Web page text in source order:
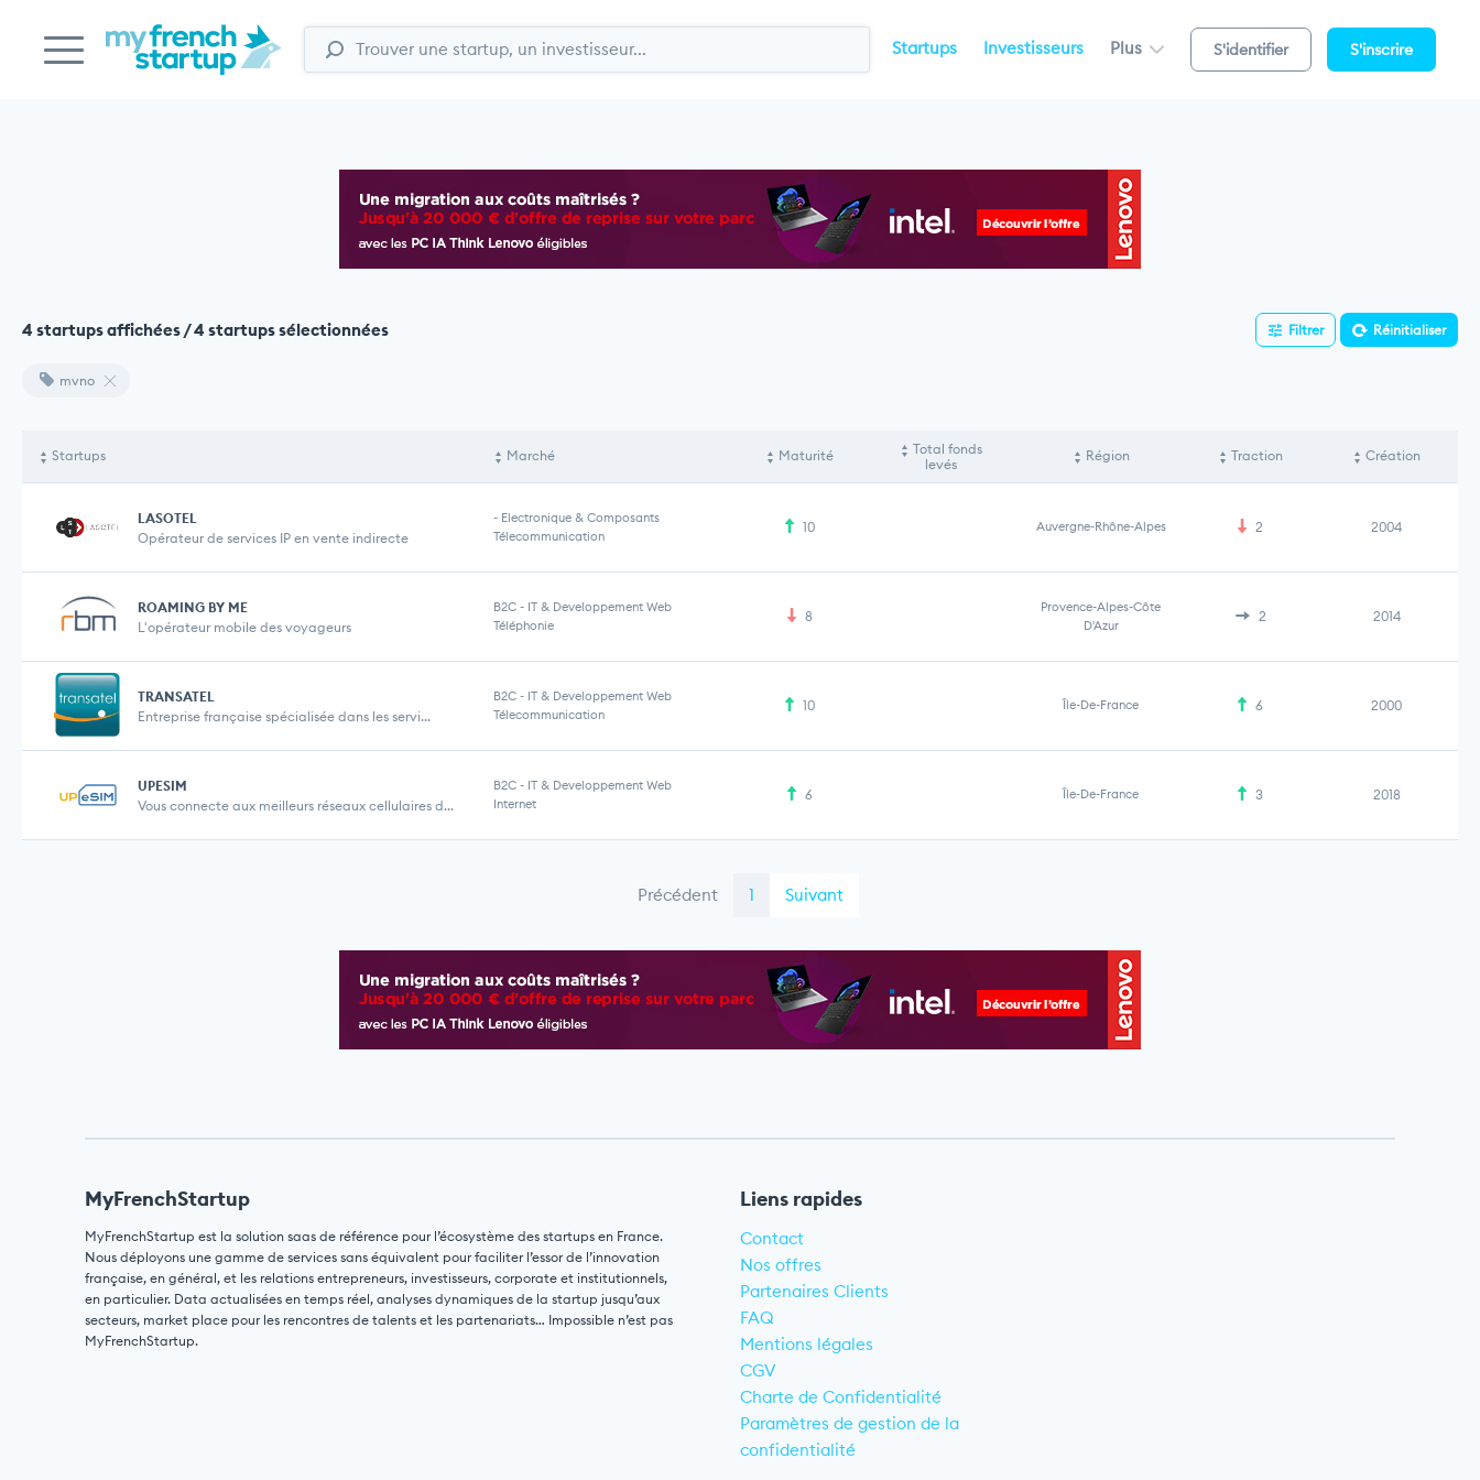
Startups Investisseurs Plus S'identifier S'inscrire
4 startups affichées / 4 startups sélectionnées Filtrer Réinitialiser
mvno
Startups Marché Maturité
Total fonds
levés
Région Traction Création
LASOTEL
Opérateur de services IP en vente indirecte
- Electronique & Composants
Télecommunication
10 Auvergne-Rhône-Alpes 2 2004
ROAMING BY ME
L'opérateur mobile des voyageurs
B2C - IT & Developpement Web
Téléphonie
8
Provence-Alpes-Côte
D'Azur
2 2014
TRANSATEL
Entreprise française spécialisée dans les servi...
B2C - IT & Developpement Web
Télecommunication
10 Île-De-France 6 2000
UPESIM
Vous connecte aux meilleurs réseaux cellulaires d...
B2C - IT & Developpement Web
Internet
6 Île-De-France 3 2018
Précédent 1 Suivant
MyFrenchStartup
MyFrenchStartup est la solution saas de référence pour l’écosystème des startups en France.
Nous déployons une gamme de services sans équivalent pour faciliter l’essor de l’innovation
française, en général, et les relations entrepreneurs, investisseurs, corporate et institutionnels,
en particulier. Data actualisées en temps réel, analyses dynamiques de la startup jusqu’aux
secteurs, market place pour les rencontres de talents et les partenariats… Impossible n’est pas
MyFrenchStartup.
Liens rapides
Contact
Nos offres
Partenaires Clients
FAQ
Mentions légales
CGV
Charte de Confidentialité
Paramètres de gestion de la
confidentialité